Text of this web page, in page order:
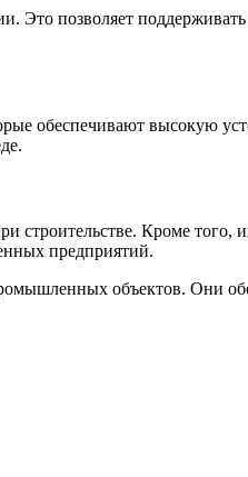
Это позволяет
обеспечивают высокую
Кроме того,
предприятий.
объектов. Они